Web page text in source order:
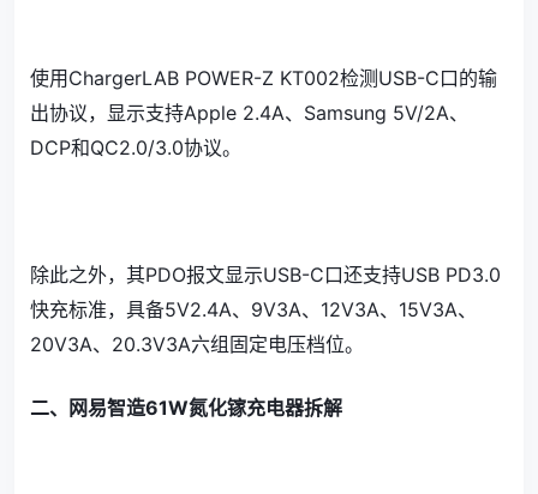
使用ChargerLAB POWER-Z KT002检测USB-C口的输
出协议，显示支持Apple 2.4A、Samsung 5V/2A、
DCP和QC2.0/3.0协议。
除此之外，其PDO报文显示USB-C口还支持USB PD3.0
快充标准，具备5V2.4A、9V3A、12V3A、15V3A、
20V3A、20.3V3A六组固定电压档位。
二、网易智造61W氮化镓充电器拆解